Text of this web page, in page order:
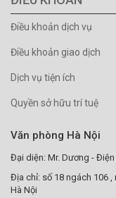
Điều khoản dịch vụ
Điều khoản giao dịch
Dịch vụ tiện ích
Quyền sở hữu trí tuệ
Văn phòng Hà Nội
Đại diện: Mr. Dương -
Địa chỉ: số 18 ngách 106 ,
Hà Nội